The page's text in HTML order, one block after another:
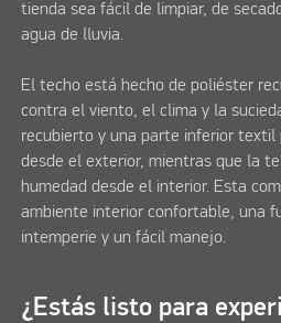
tienda sea fácil de limpiar, de
agua de lluvia.
El techo está hecho de poliéster
contra el viento, el clima y la
recubierto y una parte inferior textil
desde el exterior, mientras que la
humedad desde el interior. Esta
ambiente interior confortable, una
intemperie y un fácil manejo.
¿Estás listo para